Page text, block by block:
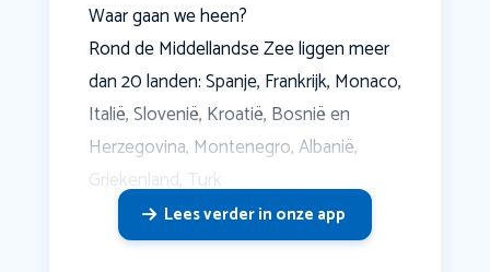
Waar gaan we heen?
Rond de Middellandse Zee liggen meer
dan 20 landen: Spanje, Frankrijk, Monaco,
Italië, Slovenië, Kroatië, Bosnië en
Herzegovina, Montenegro, Albanië,
Griekenland, Turk
Lees verder in onze app